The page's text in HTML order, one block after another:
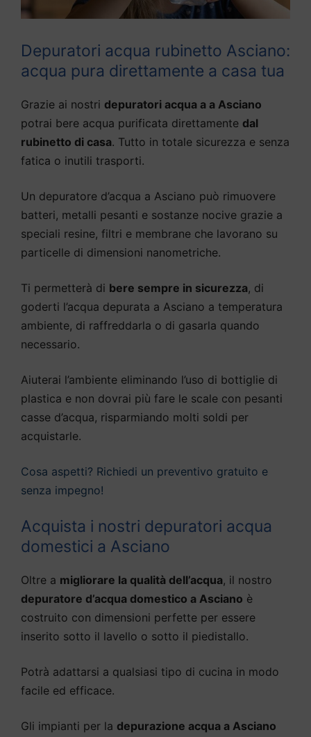
Depuratori acqua rubinetto Asciano:
acqua pura direttamente a casa tua
Grazie ai nostri depuratori acqua a a Asciano
potrai bere acqua purificata direttamente dal
rubinetto di casa. Tutto in totale sicurezza e senza
fatica o inutili trasporti.
Un depuratore d’acqua a Asciano può rimuovere
batteri, metalli pesanti e sostanze nocive grazie a
speciali resine, filtri e membrane che lavorano su
particelle di dimensioni nanometriche.
Ti permetterà di bere sempre in sicurezza, di
goderti l’acqua depurata a Asciano a temperatura
ambiente, di raffreddarla o di gasarla quando
necessario.
Aiuterai l’ambiente eliminando l’uso di bottiglie di
plastica e non dovrai più fare le scale con pesanti
casse d’acqua, risparmiando molti soldi per
acquistarle.
Cosa aspetti? Richiedi un preventivo gratuito e
senza impegno!
Acquista i nostri depuratori acqua
domestici a Asciano
Oltre a migliorare la qualità dell’acqua, il nostro
depuratore d’acqua domestico a Asciano è
costruito con dimensioni perfette per essere
inserito sotto il lavello o sotto il piedistallo.
Potrà adattarsi a qualsiasi tipo di cucina in modo
facile ed efficace.
Gli impianti per la depurazione acqua a Asciano